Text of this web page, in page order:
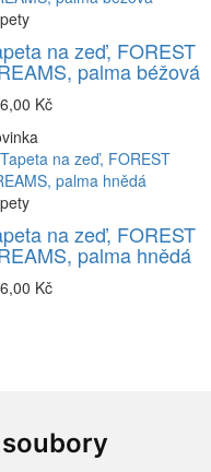
na zeď, FOREST
palma béžová
Kč
na zeď, FOREST
palma hnědá
Kč